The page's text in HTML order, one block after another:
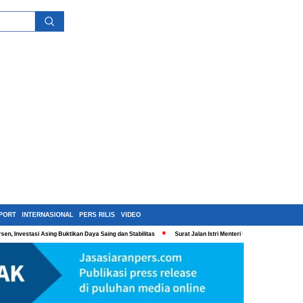
INTERNASIONAL PERS RILIS VIDEO
Investasi Asing Buktikan Daya Saing dan Stabilitas Surat Jalan Istri Menteri UMKM Meledak,